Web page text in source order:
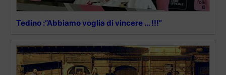
Tedino :”Abbiamo voglia di vincere … !!!”